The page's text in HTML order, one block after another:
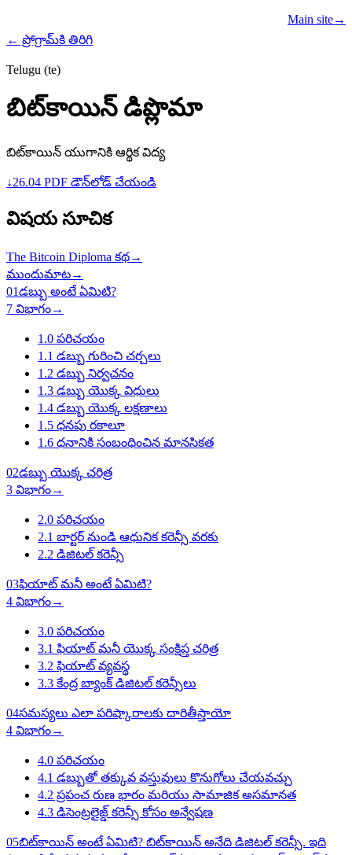
Main site→
← ప్రోగ్రామ్‌కి తిరిగి
Telugu (te)
బిట్‌కాయిన్ డిప్లొమా
బిట్‌కాయిన్ యుగానికి ఆర్థిక విద్య
↓26.04 PDF డౌన్‌లోడ్ చేయండి
విషయ సూచిక
The Bitcoin Diploma కథ→
ముందుమాట→
01డబ్బు అంటే ఏమిటి?
7 విభాగం→
1.0 పరిచయం
1.1 డబ్బు గురించి చర్చలు
1.2 డబ్బు నిర్వచనం
1.3 డబ్బు యొక్క విధులు
1.4 డబ్బు యొక్క లక్షణాలు
1.5 ధనపు రకాలూ
1.6 ధనానికి సంబంధించిన మానసికత
02డబ్బు యొక్క చరిత్ర
3 విభాగం→
2.0 పరిచయం
2.1 బార్టర్ నుండి ఆధునిక కరెన్సీ వరకు
2.2 డిజిటల్ కరెన్సీ
03ఫియాట్ మనీ అంటే ఏమిటి?
4 విభాగం→
3.0 పరిచయం
3.1 ఫియాట్ మనీ యొక్క సంక్షిప్త చరిత్ర
3.2 ఫియాట్ వ్యవస్థ
3.3 కేంద్ర బ్యాంక్ డిజిటల్ కరెన్సీలు
04సమస్యలు ఎలా పరిష్కారాలకు దారితీస్తాయో
4 విభాగం→
4.0 పరిచయం
4.1 డబ్బుతో తక్కువ వస్తువులు కొనుగోలు చేయవచ్చు
4.2 ప్రపంచ రుణ భారం మరియు సామాజిక అసమానత
4.3 డిసెంట్రలైజ్డ్ కరెన్సీ కోసం అన్వేషణ
05బిట్‌కాయిన్ అంటే ఏమిటి? బిట్‌కాయిన్ అనేది డిజిటల్ కరెన్సీ. ఇది